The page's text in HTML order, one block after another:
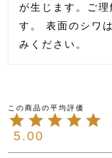
が生じます。ご
す。 表面のシワ
みください。
5.00